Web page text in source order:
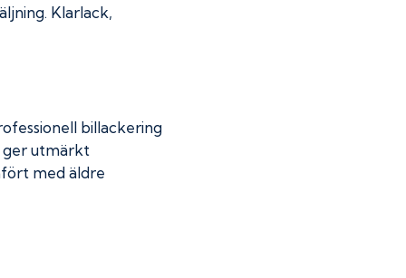
Klarlack,
billackering
ger utmärkt
med äldre